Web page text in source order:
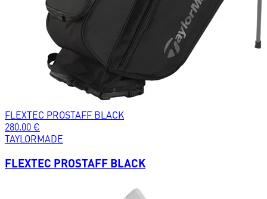
FLEXTEC PROSTAFF BLACK
280.00 €
TAYLORMADE
FLEXTEC PROSTAFF BLACK